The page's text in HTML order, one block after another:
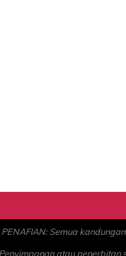
PENAFIAN: Semua
atau